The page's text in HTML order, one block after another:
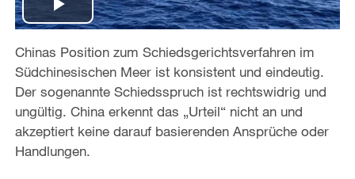
P
l
a
y
V
Chinas Position zum Schiedsgerichtsverfahren im
Südchinesischen Meer ist konsistent und eindeutig.
Der sogenannte Schiedsspruch ist rechtswidrig und
ungültig. China erkennt das „Urteil“ nicht an und
akzeptiert keine darauf basierenden Ansprüche oder
Handlungen.